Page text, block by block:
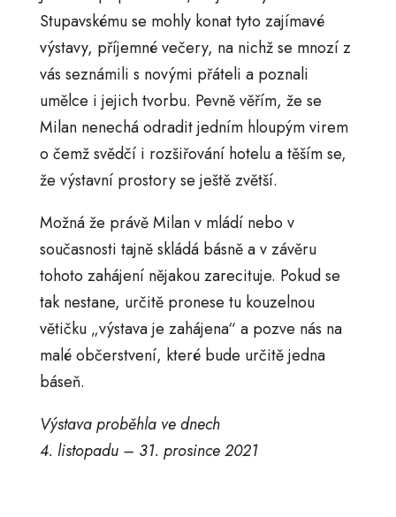
Stupavskému se mohly konat tyto zajímavé
výstavy, příjemné večery, na nichž se mnozí z
vás seznámili s novými přáteli a poznali
umělce i jejich tvorbu. Pevně věřím, že se
Milan nenechá odradit jedním hloupým virem
o čemž svědčí i rozšiřování hotelu a těším se,
že výstavní prostory se ještě zvětší.
Možná že právě Milan v mládí nebo v
současnosti tajně skládá básně a v závěru
tohoto zahájení nějakou zarecituje. Pokud se
tak nestane, určitě pronese tu kouzelnou
větičku „výstava je zahájena“ a pozve nás na
malé občerstvení, které bude určitě jedna
báseň.
Výstava proběhla ve dnech
4. listopadu – 31. prosince 2021